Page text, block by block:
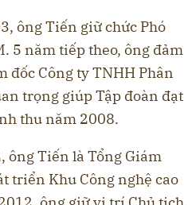
ông Tiến giữ chức Phó
5 năm tiếp theo, ông đảm
đốc Công ty TNHH Phân
trọng giúp Tập đoàn đạt
thu năm 2008.
ông Tiến là Tổng Giám
triển Khu Công nghệ cao